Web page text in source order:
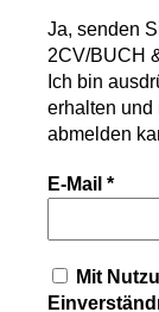
Ja, senden
2CV/BUCH
Ich bin
erhalten und
abmelden
E-Mail *
Mit